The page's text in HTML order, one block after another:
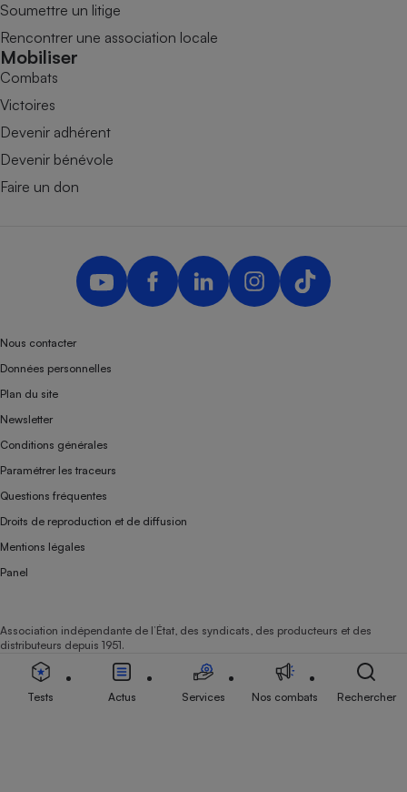
Soumettre un litige
Rencontrer une association locale
Mobiliser
Combats
Victoires
Devenir adhérent
Devenir bénévole
Faire un don
Nous contacter
Données personnelles
Plan du site
Newsletter
Conditions générales
Paramétrer les traceurs
Questions fréquentes
Droits de reproduction et de diffusion
Mentions légales
Panel
Association indépendante de l’État, des syndicats, des producteurs et des
distributeurs depuis 1951.
Tests Actus Services Nos combats Rechercher